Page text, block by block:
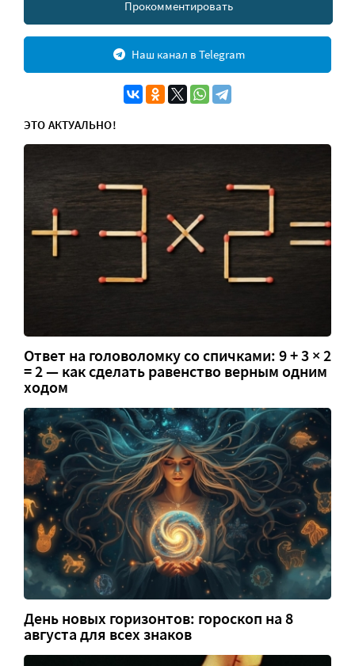
Прокомментировать
Наш канал в Telegram
ЭТО АКТУАЛЬНО!
Ответ на головоломку со спичками: 9 + 3 × 2
= 2 — как сделать равенство верным одним
ходом
День новых горизонтов: гороскоп на 8
августа для всех знаков